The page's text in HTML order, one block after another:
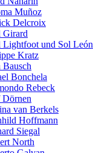
Muñoz
Delcroix
Girard
Lightfoot und Sol León
Kratz
Bausch
Bonchela
Rebeck
van Berkels
Hoffmann
Siegal
North